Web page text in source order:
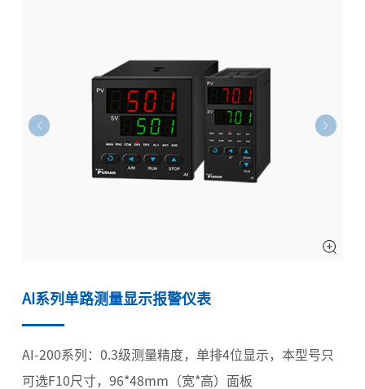
AI系列单路测量显示报警仪表
AI-200系列：0.3级测量精度，单排4位显示，本型号只
可选F10尺寸，96*48mm（宽*高）面板